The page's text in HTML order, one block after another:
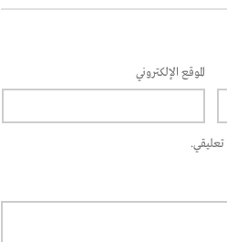
الموقع الإلكتروني
تعليقي.